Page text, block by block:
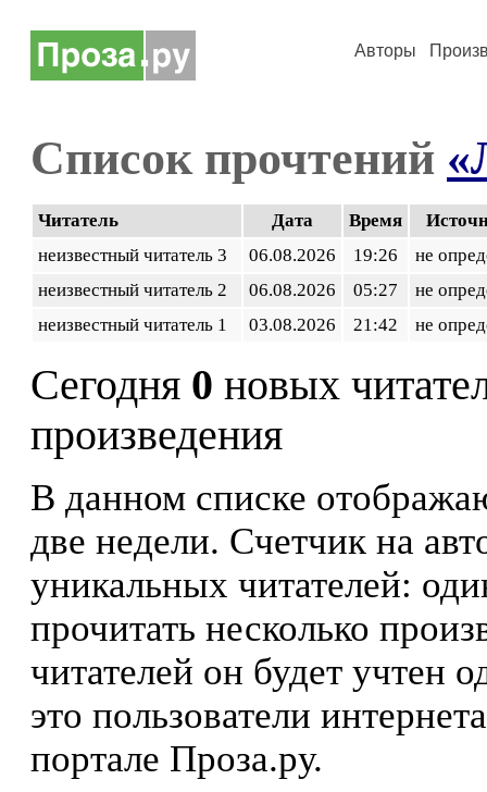
Авторы
Список прочтений
Читатель Дата Время
неизвестный читатель 3
06.08.2026 19:26
не
неизвестный читатель 2
06.08.2026 05:27
не
неизвестный читатель 1
03.08.2026 21:42 не
Сегодня 0 новых
произведения
В данном списке
две недели. Счетчик на
уникальных читателей:
прочитать несколько
читателей он будет учтен
это пользователи
портале Проза.ру.